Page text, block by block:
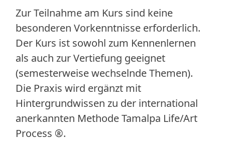
Zur Teilnahme am Kurs sind keine
besonderen Vorkenntnisse erforderlich.
Der Kurs ist sowohl zum Kennenlernen
als auch zur Vertiefung geeignet
(semesterweise wechselnde Themen).
Die Praxis wird ergänzt mit
Hintergrundwissen zu der international
anerkannten Methode Tamalpa Life/Art
Process ®.